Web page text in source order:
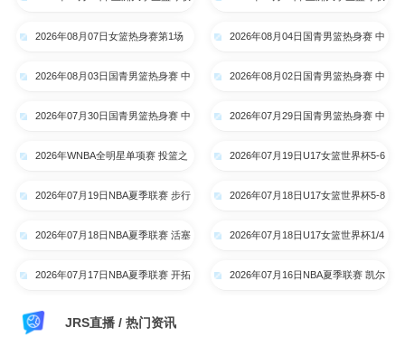
2026年08月07日女篮热身赛第1场 2026年08月04日国青男篮热身赛 中
2026年08月03日国青男篮热身赛 中 2026年08月02日国青男篮热身赛 中
2026年07月30日国青男篮热身赛 中 2026年07月29日国青男篮热身赛 中
2026年WNBA全明星单项赛 投篮之 2026年07月19日U17女篮世界杯5-6
2026年07月19日NBA夏季联赛 步行 2026年07月18日U17女篮世界杯5-8
2026年07月18日NBA夏季联赛 活塞 2026年07月18日U17女篮世界杯1/4
2026年07月17日NBA夏季联赛 开拓 2026年07月16日NBA夏季联赛 凯尔
JRS直播 / 热门资讯